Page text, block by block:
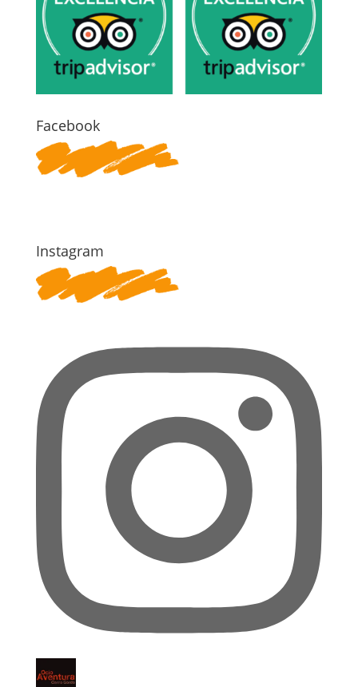
Facebook
Instagram